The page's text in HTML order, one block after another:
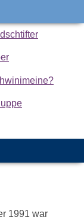
1991 war